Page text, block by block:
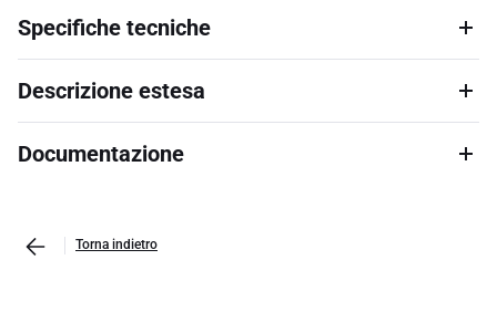
Specifiche tecniche
Descrizione estesa
Documentazione
Torna indietro